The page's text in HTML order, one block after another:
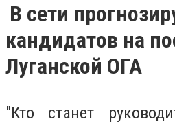
В сети
кандидатов на
Луганской ОГА
"Кто станет